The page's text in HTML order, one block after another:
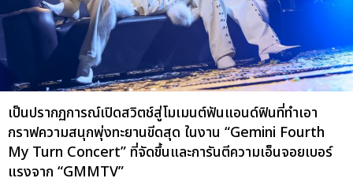
เป็นปรากฏการณ์เปิดสวิตช์สู่โมเมนต์ฟันแอนด์ฟินที่ทำเอา
กราฟความสนุกพุ่งทะยานขีดสุด ในงาน “Gemini Fourth
My Turn Concert” ที่จัดขึ้นและการันตีความเอ็นจอยเบอร์
แรงจาก “GMMTV”